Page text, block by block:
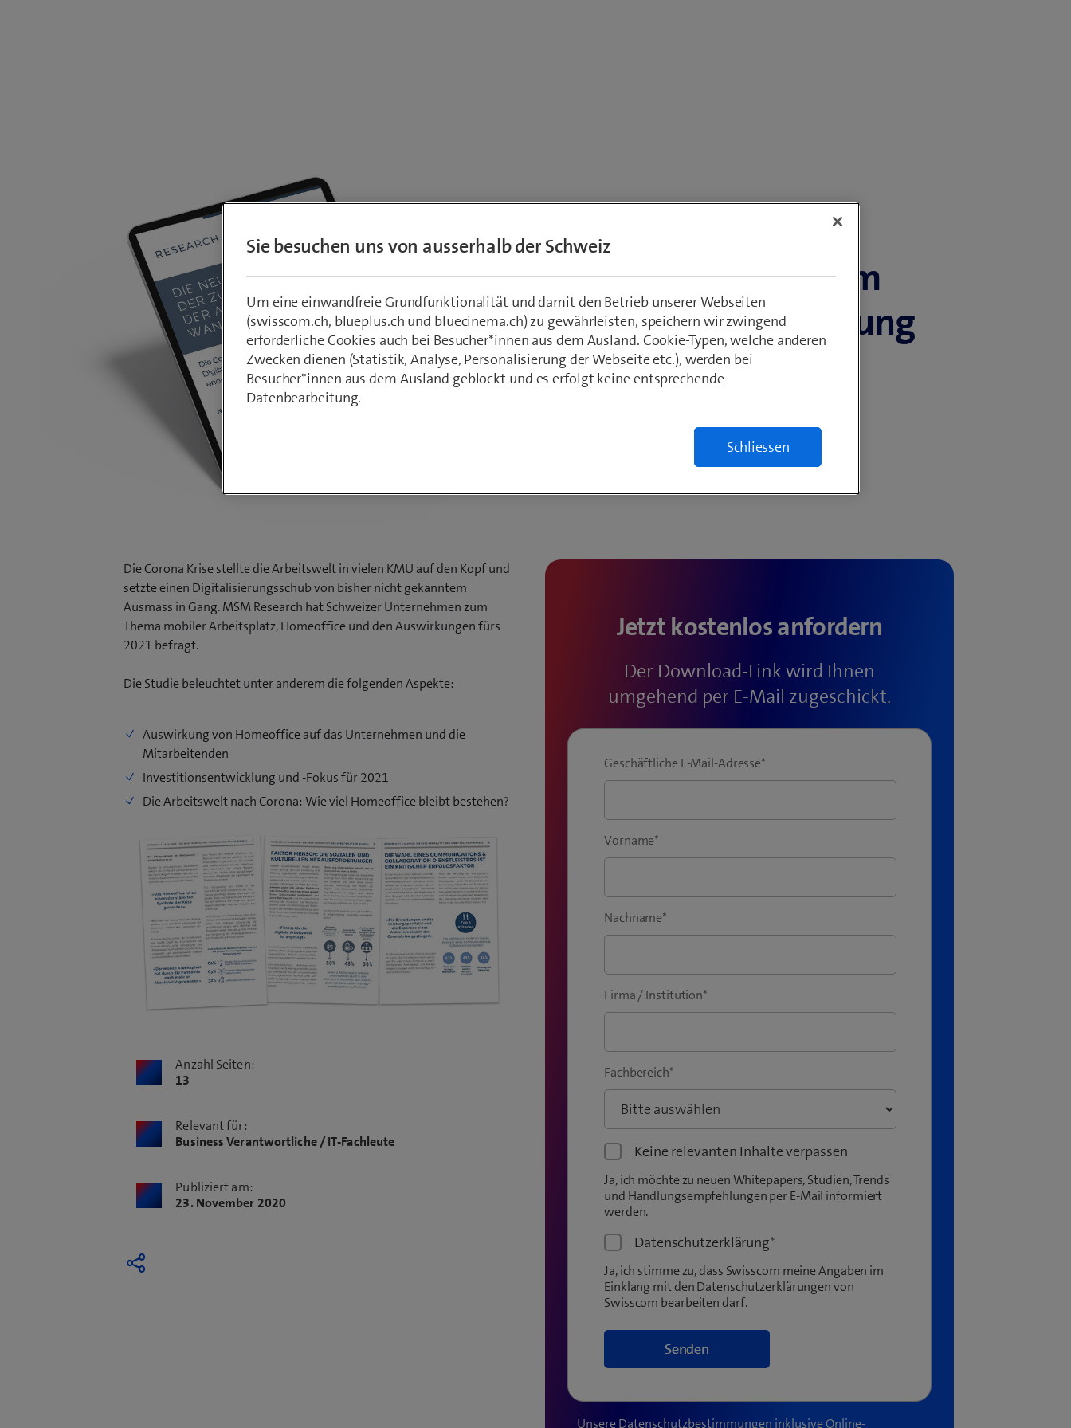
Studie
Enorme Dynamik im
Bereich Digitalisierung
wegen Corona
Die Corona Krise stellte die Arbeitswelt in vielen KMU auf den Kopf und
setzte einen Digitalisierungsschub von bisher nicht gekanntem
Ausmass in Gang. MSM Research hat Schweizer Unternehmen zum
Thema mobiler Arbeitsplatz, Homeoffice und den Auswirkungen fürs
2021 befragt.
Die Studie beleuchtet unter anderem die folgenden Aspekte:
Auswirkung von Homeoffice auf das Unternehmen und die
Mitarbeitenden
Investitionsentwicklung und -Fokus für 2021
Die Arbeitswelt nach Corona: Wie viel Homeoffice bleibt bestehen?
Anzahl Seiten:
13
Relevant für:
Business Verantwortliche / IT-Fachleute
Publiziert am:
23. November 2020
Jetzt kostenlos anfordern
Der Download-Link wird Ihnen
umgehend per E-Mail zugeschickt.
Geschäftliche E-Mail-Adresse*
Vorname*
Nachname*
Firma / Institution*
Fachbereich*
Keine relevanten Inhalte verpassen
Ja, ich möchte zu neuen Whitepapers, Studien, Trends
und Handlungsempfehlungen per E-Mail informiert
werden.
Datenschutzerklärung*
Ja, ich stimme zu, dass Swisscom meine Angaben im
Einklang mit den Datenschutzerklärungen von
Swisscom bearbeiten darf.
Unsere Datenschutzbestimmungen inklusive Online-
Sie besuchen uns von ausserhalb der Schweiz
Um eine einwandfreie Grundfunktionalität und damit den Betrieb unserer Webseiten
(swisscom.ch, blueplus.ch und bluecinema.ch) zu gewährleisten, speichern wir zwingend
erforderliche Cookies auch bei Besucher*innen aus dem Ausland. Cookie-Typen, welche anderen
Zwecken dienen (Statistik, Analyse, Personalisierung der Webseite etc.), werden bei
Besucher*innen aus dem Ausland geblockt und es erfolgt keine entsprechende
Datenbearbeitung.
Schliessen